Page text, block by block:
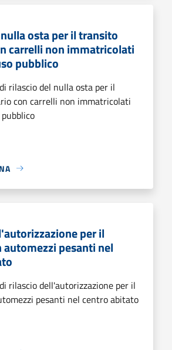
osta per il transito
carrelli non immatricolati
pubblico
rilascio del nulla osta per il
con carrelli non immatricolati
per il
pesanti nel
rilascio dell'autorizzazione per il
pesanti nel centro abitato